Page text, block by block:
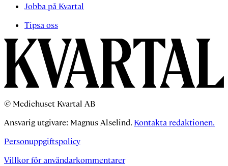
Jobba på Kvartal
Tipsa oss
© Mediehuset Kvartal AB
Ansvarig utgivare: Magnus Alselind. Kontakta redaktionen.
Personuppgiftspolicy
Villkor för användarkommentarer